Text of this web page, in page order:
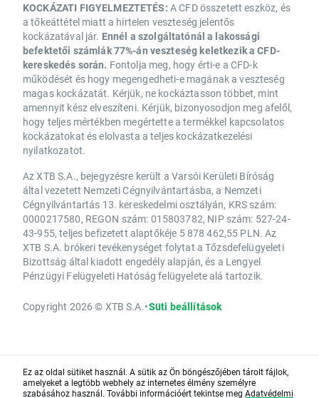
KOCKÁZATI FIGYELMEZTETÉS: A CFD összetett eszköz, és
a tőkeáttétel miatt a hirtelen veszteség jelentős
kockázatával jár. Ennél a szolgáltatónál a lakossági
befektetői számlák 77%-án veszteség keletkezik a CFD-
kereskedés során. Fontolja meg, hogy érti-e a CFD-k
működését és hogy megengedheti-e magának a veszteség
magas kockázatát. Kérjük, ne kockáztasson többet, mint
amennyit kész elveszíteni. Kérjük, bizonyosodjon meg afelől,
hogy teljes mértékben megértette a termékkel kapcsolatos
kockázatokat és elolvasta a teljes kockázatkezelési
nyilatkozatot.
Az XTB S.A., bejegyzésre került a Varsói Kerületi Bíróság
által vezetett Nemzeti Cégnyilvántartásba, a Nemzeti
Cégnyilvántartás 13. kereskedelmi osztályán, KRS szám:
0000217580, REGON szám: 015803782, NIP szám: 527-24-
43-955, teljes befizetett alaptőkéje 5 878 462,55 PLN. Az
XTB S.A. brókeri tevékenységet folytat a Tőzsdefelügyeleti
Bizottság által kiadott engedély alapján, és a Lengyel
Pénzügyi Felügyeleti Hatóság felügyelete alá tartozik.
Copyright 2026 © XTB S.A.•Süti beállítások
Ez az oldal sütiket használ. A sütik az Ön böngészőjében tárolt fájlok,
amelyeket a legtöbb webhely az internetes élmény személyre
szabásához használ. További információért tekintse meg Adatvédelmi